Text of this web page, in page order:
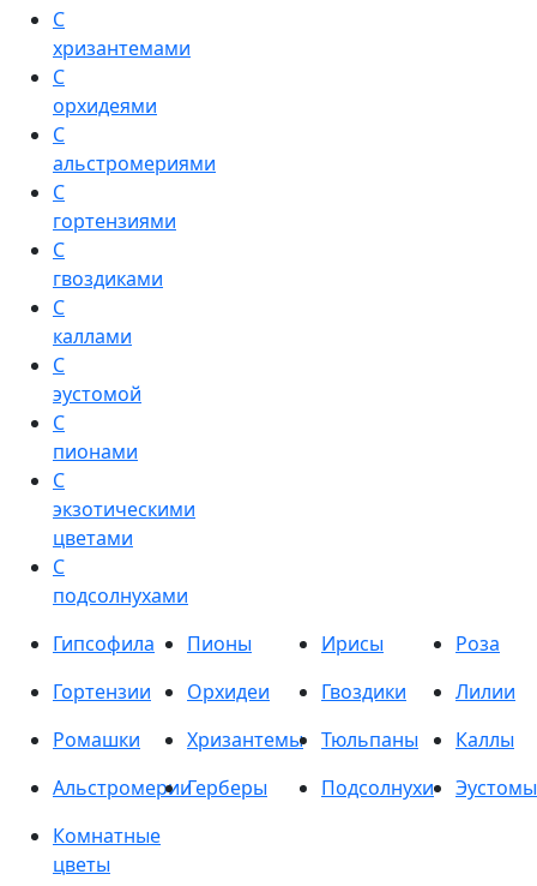
С
хризантемами
С
орхидеями
С
альстромериями
С
гортензиями
С
гвоздиками
С
каллами
С
эустомой
С
пионами
С
экзотическими
цветами
С
подсолнухами
Гипсофила
Пионы Ирисы
Роза
Гортензии
Орхидеи Гвоздики
Лилии
Ромашки
Хризантемы Тюльпаны
Каллы
АльстромерииГерберы Подсолнухи
Эустомы
Комнатные
цветы